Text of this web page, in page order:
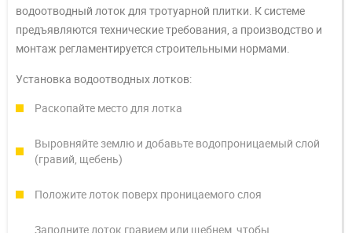
водоотводный лоток для тротуарной плитки. К системе
предъявляются технические требования, а производство и
монтаж регламентируется строительными нормами.
Установка водоотводных лотков:
Раскопайте место для лотка
Выровняйте землю и добавьте водопроницаемый слой
(гравий, щебень)
Положите лоток поверх проницаемого слоя
Заполните лоток гравием или щебнем, чтобы